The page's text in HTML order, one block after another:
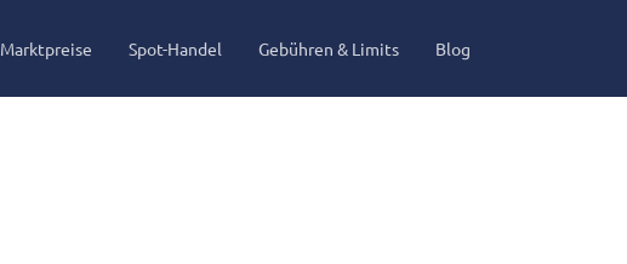
Marktpreise Spot-Handel Gebühren & Limits Blog